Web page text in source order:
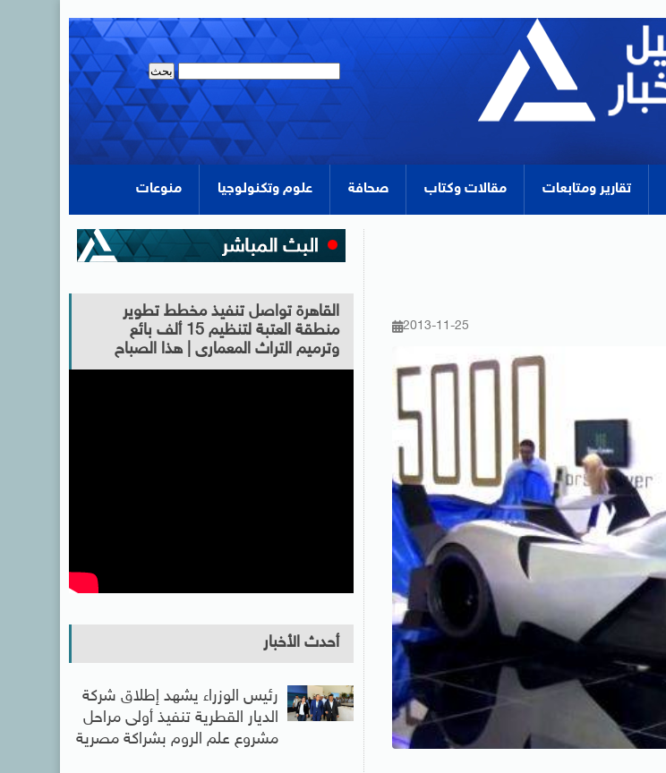
تقارير ومتابعات مقالات وكتاب صحافة علوم وتكنولوجيا منوعات
2013-11-25
القاهرة تواصل تنفيذ مخطط تطوير
منطقة العتبة لتنظيم 15 ألف بائع
وترميم التراث المعمارى | هذا الصباح
أحدث الأخبار
رئيس الوزراء يشهد إطلاق شركة
الديار القطرية تنفيذ أولى مراحل
مشروع علم الروم بشراكة مصرية